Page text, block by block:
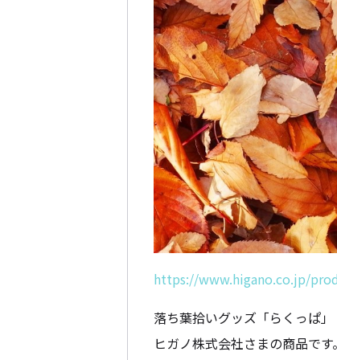
https://www.higano.co.jp/
落ち葉拾いグッズ「らくっぱ」
ヒガノ株式会社さまの商品で